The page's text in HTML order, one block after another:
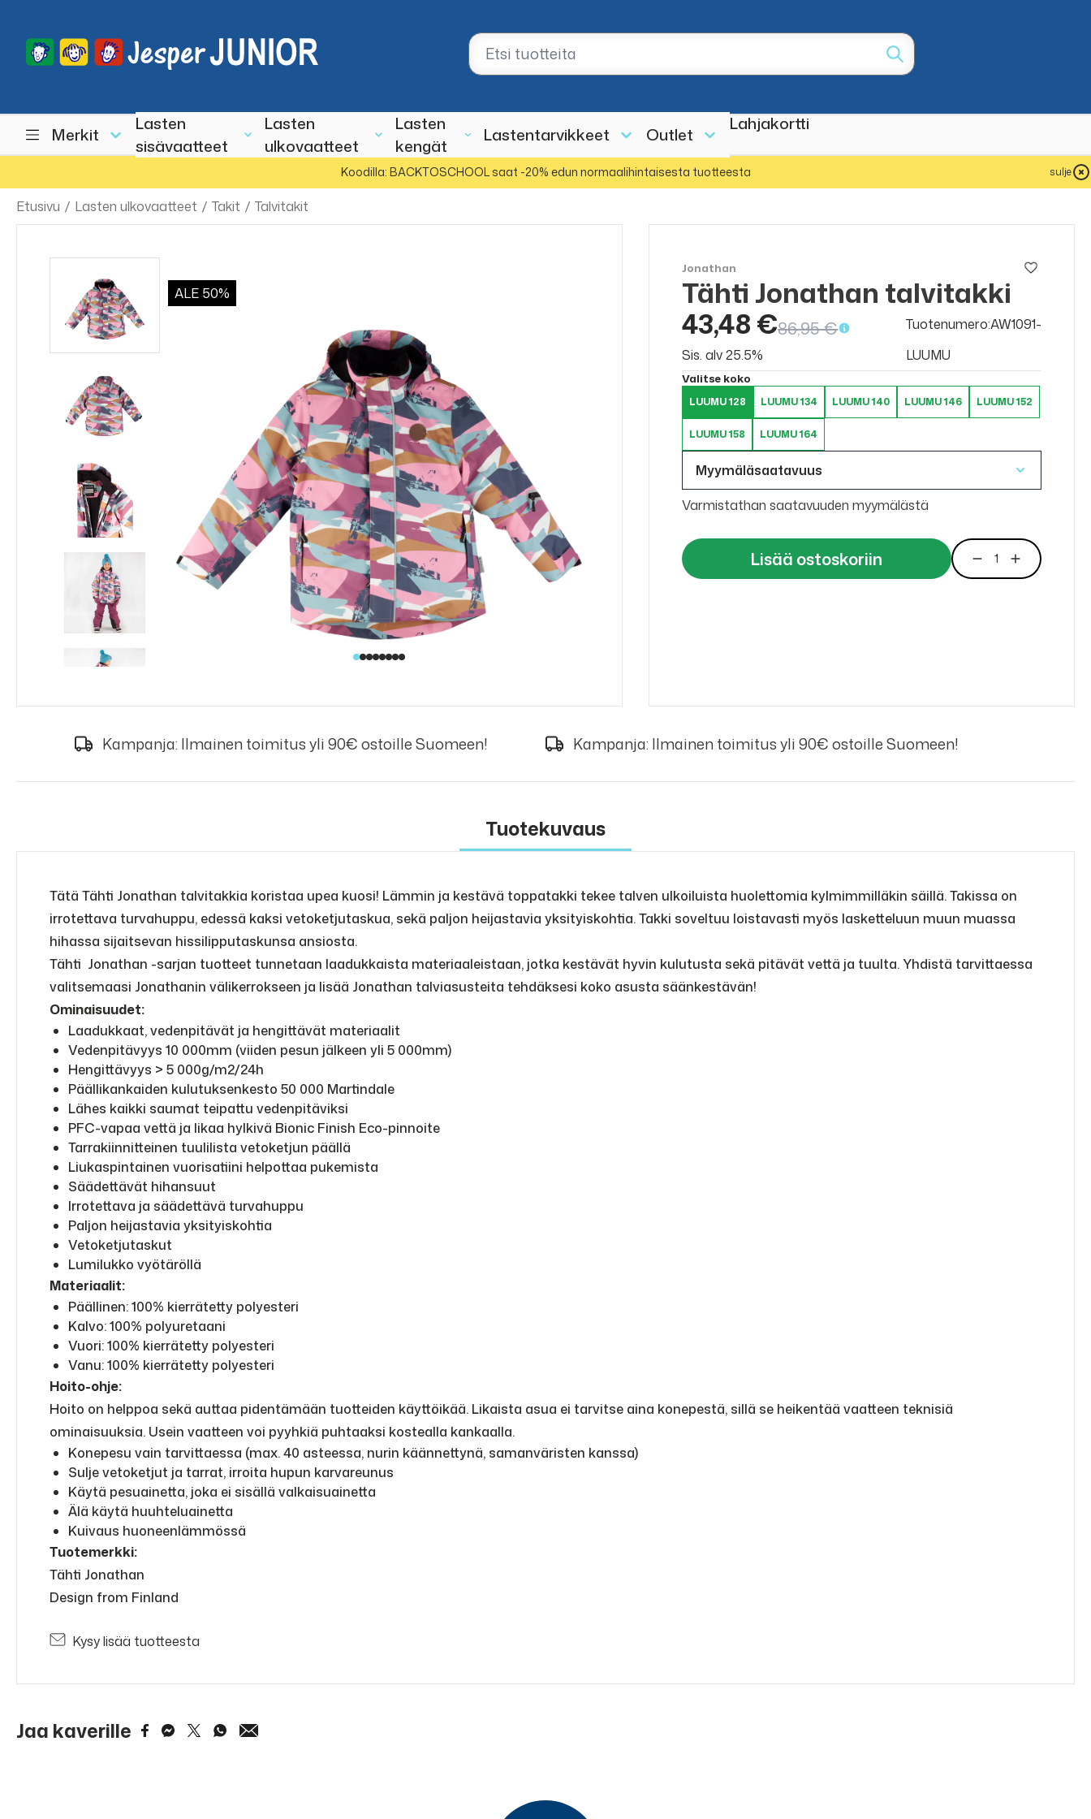
Merkit
Lasten
sisävaatteet
Lasten
ulkovaatteet
Lasten
kengät
Lastentarvikkeet Outlet
Lahjakortti
Koodilla: BACKTOSCHOOL saat -20% edun normaalihintaisesta tuotteesta sulje
Etusivu / Lasten ulkovaatteet / Takit / Talvitakit
ALE 50%
Jonathan
Tähti Jonathan talvitakki
43,48 €86,95 €
Sis. alv 25.5%
Tuotenumero:AW1091-
LUUMU
Valitse koko
LUUMU 128 LUUMU 134 LUUMU 140 LUUMU 146 LUUMU 152
LUUMU 158 LUUMU 164
Myymäläsaatavuus
Varmistathan saatavuuden myymälästä
Lisää ostoskoriin
Kampanja: Ilmainen toimitus yli 90€ ostoille Suomeen! Kampanja: Ilmainen toimitus yli 90€ ostoille Suomeen!
Tuotekuvaus
Tätä Tähti Jonathan talvitakkia koristaa upea kuosi! Lämmin ja kestävä toppatakki tekee talven ulkoiluista huolettomia kylmimmilläkin säillä. Takissa on
irrotettava turvahuppu, edessä kaksi vetoketjutaskua, sekä paljon heijastavia yksityiskohtia. Takki soveltuu loistavasti myös lasketteluun muun muassa
hihassa sijaitsevan hissilipputaskunsa ansiosta.
Tähti Jonathan -sarjan tuotteet tunnetaan laadukkaista materiaaleistaan, jotka kestävät hyvin kulutusta sekä pitävät vettä ja tuulta. Yhdistä tarvittaessa
valitsemaasi Jonathanin välikerrokseen ja lisää Jonathan talviasusteita tehdäksesi koko asusta säänkestävän!
Ominaisuudet:
Laadukkaat, vedenpitävät ja hengittävät materiaalit
Vedenpitävyys 10 000mm (viiden pesun jälkeen yli 5 000mm)
Hengittävyys > 5 000g/m2/24h
Päällikankaiden kulutuksenkesto 50 000 Martindale
Lähes kaikki saumat teipattu vedenpitäviksi
PFC-vapaa vettä ja likaa hylkivä Bionic Finish Eco-pinnoite
Tarrakiinnitteinen tuulilista vetoketjun päällä
Liukaspintainen vuorisatiini helpottaa pukemista
Säädettävät hihansuut
Irrotettava ja säädettävä turvahuppu
Paljon heijastavia yksityiskohtia
Vetoketjutaskut
Lumilukko vyötäröllä
Materiaalit:
Päällinen: 100% kierrätetty polyesteri
Kalvo: 100% polyuretaani
Vuori: 100% kierrätetty polyesteri
Vanu: 100% kierrätetty polyesteri
Hoito-ohje:
Hoito on helppoa sekä auttaa pidentämään tuotteiden käyttöikää. Likaista asua ei tarvitse aina konepestä, sillä se heikentää vaatteen teknisiä
ominaisuuksia. Usein vaatteen voi pyyhkiä puhtaaksi kostealla kankaalla.
Konepesu vain tarvittaessa (max. 40 asteessa, nurin käännettynä, samanväristen kanssa)
Sulje vetoketjut ja tarrat, irroita hupun karvareunus
Käytä pesuainetta, joka ei sisällä valkaisuainetta
Älä käytä huuhteluainetta
Kuivaus huoneenlämmössä
Tuotemerkki:
Tähti Jonathan
Design from Finland
Kysy lisää tuotteesta
Jaa kaverille